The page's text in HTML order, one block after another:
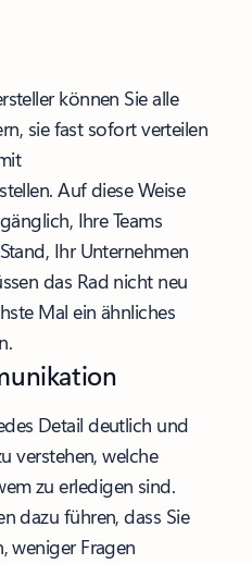
können Sie alle
sie fast sofort verteilen
Auf diese Weise
Ihre Teams
Ihr Unternehmen
das Rad nicht neu
Mal ein ähnliches
Detail deutlich und
verstehen, welche
zu erledigen sind.
dazu führen, dass Sie
weniger Fragen